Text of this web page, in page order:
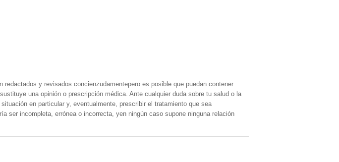
y revisados concienzudamentepero es posible que puedan contener
una opinión o prescripción médica. Ante cualquier duda sobre tu salud o la
en particular y, eventualmente, prescribir el tratamiento que sea
ser incompleta, errónea o incorrecta, yen ningún caso supone ninguna relación